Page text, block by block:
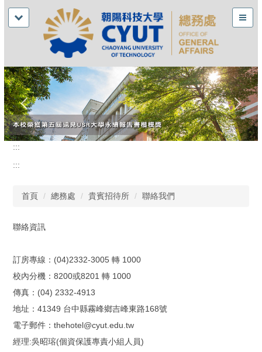
:::
:::
首頁 總務處 貴賓招待所 聯絡我們
聯絡資訊
訂房專線：(04)2332-3005 轉 1000
校內分機：8200或8201 轉 1000
傳真：(04) 2332-4913
地址：41349 台中縣霧峰鄉吉峰東路168號
電子郵件：thehotel@cyut.edu.tw
經理:吳昭瑢(個資保護專責小組人員)